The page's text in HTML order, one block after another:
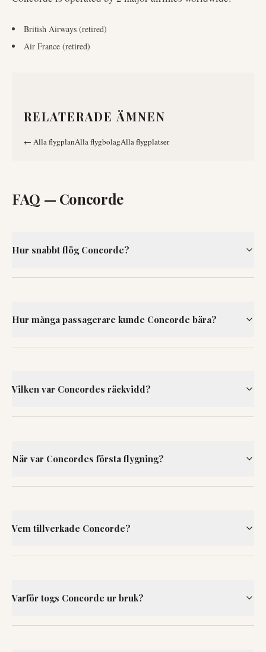
British Airways (retired)
Air France (retired)
RELATERADE ÄMNEN
← Alla flygplanAlla flygbolagAlla flygplatser
FAQ — Concorde
Hur snabbt flög Concorde?
Hur många passagerare kunde Concorde bära?
Vilken var Concordes räckvidd?
När var Concordes första flygning?
Vem tillverkade Concorde?
Varför togs Concorde ur bruk?